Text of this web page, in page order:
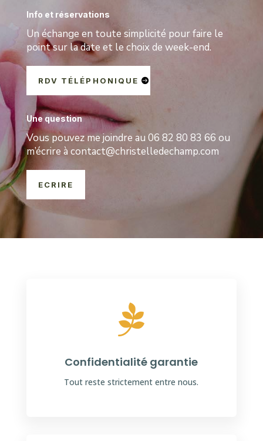
Info et réservations
Un échange en toute simplicité pour faire le
point sur la date et le choix de week-end.
RDV TÉLÉPHONIQUE
Une question
Vous pouvez me joindre au 06 82 80 83 66 ou
m’écrire à contact@christelledechamp.com
ECRIRE

Confidentialité garantie
Tout reste strictement entre nous.